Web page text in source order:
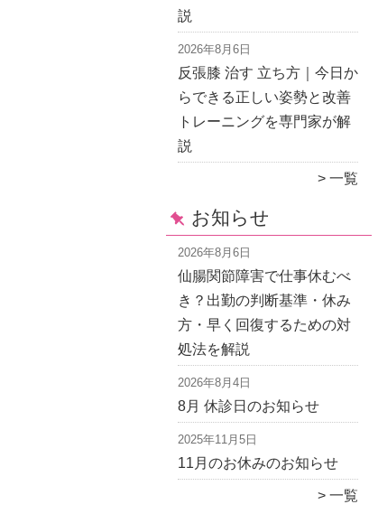
説
2026年8月6日
反張膝 治す 立ち方｜今日か
らできる正しい姿勢と改善
トレーニングを専門家が解
説
一覧
お知らせ
2026年8月6日
仙腸関節障害で仕事休むべ
き？出勤の判断基準・休み
方・早く回復するための対
処法を解説
2026年8月4日
8月 休診日のお知らせ
2025年11月5日
11月のお休みのお知らせ
一覧